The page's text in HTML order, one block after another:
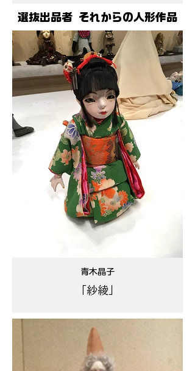
選抜出品者 それからの人形作品
青木晶子
「紗綾」